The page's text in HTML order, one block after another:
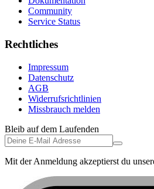
Community
Service Status
Rechtliches
Impressum
Datenschutz
AGB
Widerrufsrichtlinien
Missbrauch melden
Bleib auf dem Laufenden
Mit der Anmeldung akzeptierst du